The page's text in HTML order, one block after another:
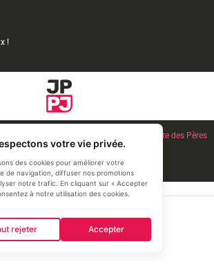
!
Fête des Pères
Couple Amoureux
© 2026 JPPJ.fr
votre vie privée.
des cookies pour améliorer votre
de navigation, diffuser nos promotions
notre trafic. En cliquant sur « Accepter
à notre utilisation des cookies.
rejeter Accepter